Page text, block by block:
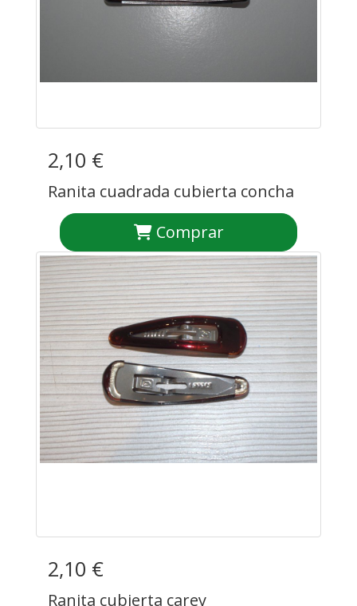
2,10 €
Ranita cuadrada cubierta concha
Comprar
2,10 €
Ranita cubierta carey